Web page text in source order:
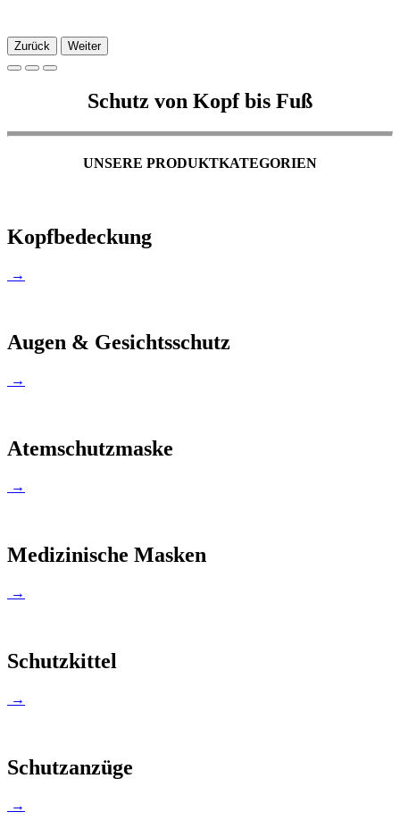
Zurück Weiter
Schutz von Kopf bis Fuß
UNSERE PRODUKTKATEGORIEN
Kopfbedeckung
→
Augen & Gesichtsschutz
→
Atemschutzmaske
→
Medizinische Masken
→
Schutzkittel
→
Schutzanzüge
→